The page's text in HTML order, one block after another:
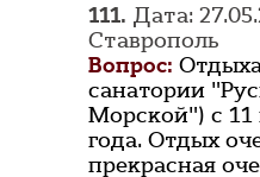
111. Дата:
Ставрополь
Вопрос:
санатории
Морской") с 11
года. Отдых
прекрасная